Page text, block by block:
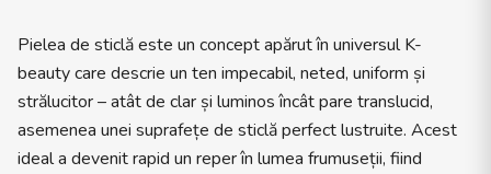
Pielea de sticlă este un concept apărut în universul K-
beauty care descrie un ten impecabil, neted, uniform și
strălucitor – atât de clar și luminos încât pare translucid,
asemenea unei suprafețe de sticlă perfect lustruite. Acest
ideal a devenit rapid un reper în lumea frumuseții, fiind